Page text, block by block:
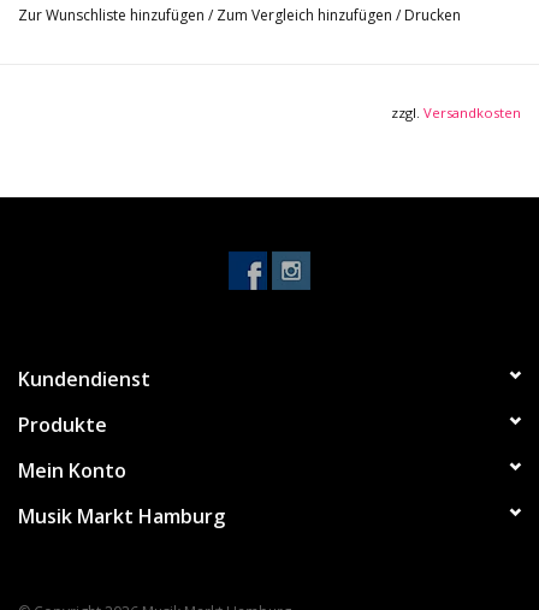
- Hals: Sapelli
- Farbe: Natur
Zur Wunschliste hinzufügen / Zum Vergleich hinzufügen / Drucken
zzgl. Versandkosten
Kundendienst
Produkte
Mein Konto
Musik Markt Hamburg